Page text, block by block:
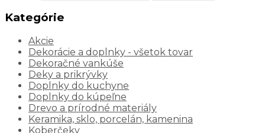
Kategórie
Akcie
Dekorácie a doplnky - všetok tovar
Dekoračné vankúše
Deky a prikrývky
Doplnky do kuchyne
Doplnky do kúpeľne
Drevo a prírodné materiály
Keramika, sklo, porcelán, kamenina
Koberčeky